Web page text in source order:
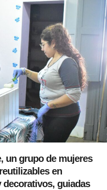
un grupo de mujeres
en
guiadas